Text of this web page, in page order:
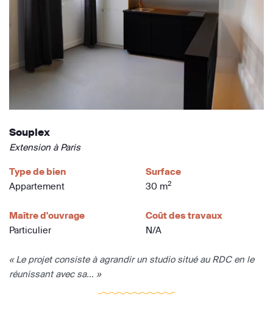
Souplex
Extension à Paris
Type de bien
Appartement
Surface
30 m2
Maître d'ouvrage
Particulier
Coût des travaux
N/A
« Le projet consiste à agrandir un studio situé au RDC en le
réunissant avec sa... »